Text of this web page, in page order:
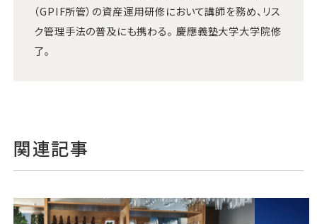
（GPIF所管）の資産運用研修において講師を務め、リス
ク管理手法の普及にも携わる。 慶應義塾大学大学院修
了。
関連記事